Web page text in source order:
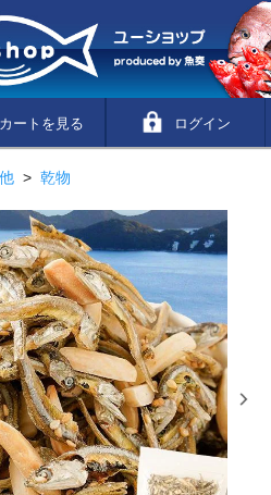
カートを見る ログイン
> 乾物